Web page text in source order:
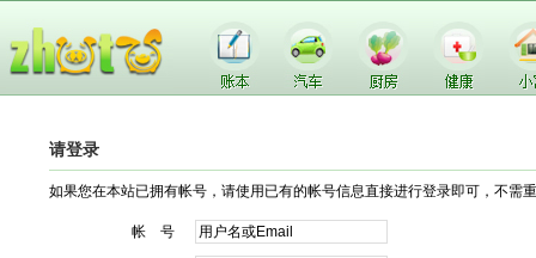
请登录
如果您在本站已拥有帐号，请使用已有的帐号信息直接进行登录即可，不需
帐 号